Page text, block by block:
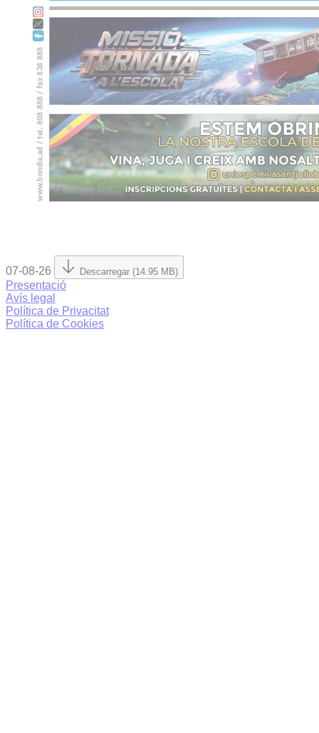
07-08-26 Descarregar (14.95 MB)
Presentació
Avís legal
Política de Privacitat
Política de Cookies